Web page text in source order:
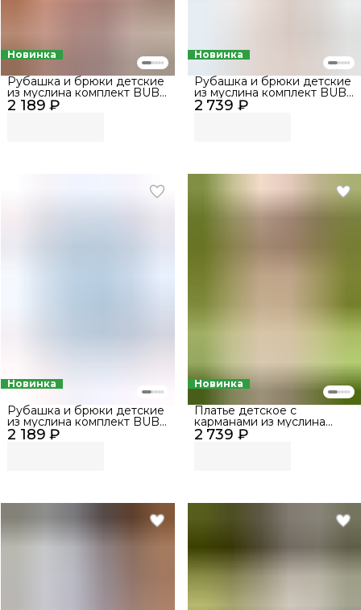
Новинка
2 189 ₽
Рубашка и брюки детские
из муслина комплект BUBA
KIDS, Пудра, р. 68-74
Новинка
2 739 ₽
Рубашка и брюки детские
из муслина комплект BUBA
KIDS, Песня Севера, р. 68-
74
Новинка
2 189 ₽
Рубашка и брюки детские
из муслина комплект BUBA
KIDS, Нежно-голубой, р.
Новинка
2 739 ₽
Платье детское с
карманами из муслина
BUBA KIDS, Летний